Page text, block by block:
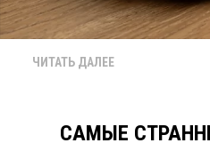
ЧИТАТЬ ДАЛЕЕ
САМЫЕ